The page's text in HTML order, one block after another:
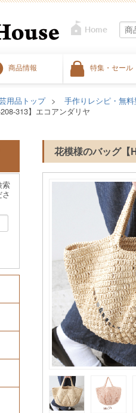
商品情報 特集・セール
用品トップ 手作りレシピ・無
313】エコアンダリヤ
花模様のバッグ【
索